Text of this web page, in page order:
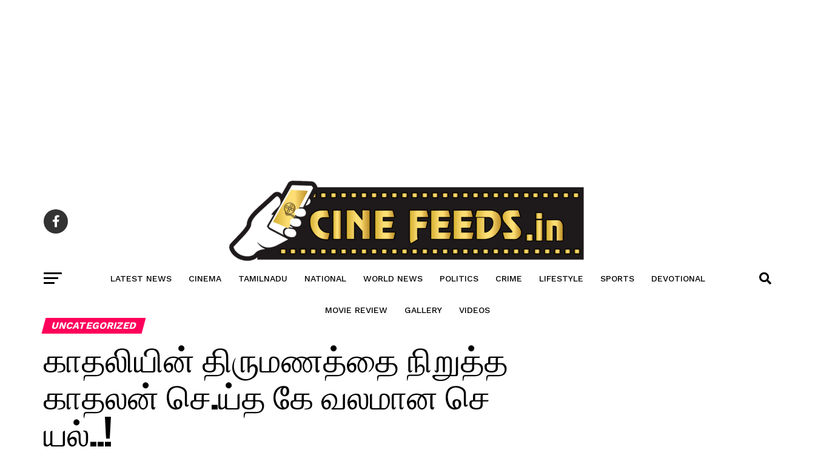
LATEST NEWS CINEMA TAMILNADU NATIONAL WORLD NEWS POLITICS CRIME LIFESTYLE SPORTS DEVOTIONAL
MOVIE REVIEW GALLERY VIDEOS
UNCATEGORIZED
காதலியின் திருமணத்தை நிறுத்த
காதலன் செ.ய்த கே வலமான செ
யல்..!